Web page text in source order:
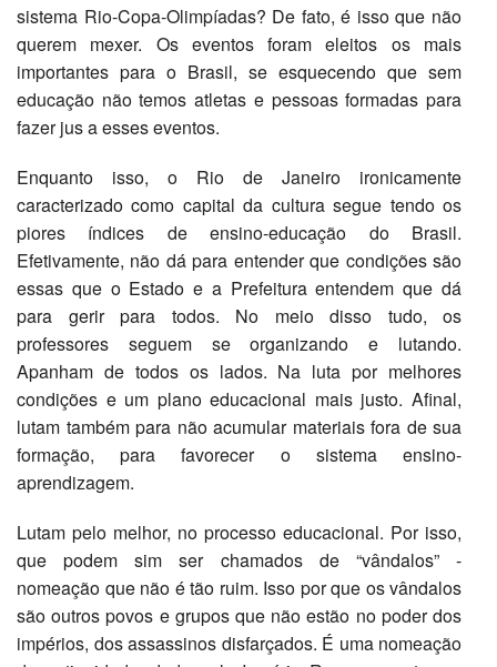
sistema Rio-Copa-Olimpíadas? De fato, é isso que não
querem mexer. Os eventos foram eleitos os mais
importantes para o Brasil, se esquecendo que sem
educação não temos atletas e pessoas formadas para
fazer jus a esses eventos.
Enquanto isso, o Rio de Janeiro ironicamente
caracterizado como capital da cultura segue tendo os
piores índices de ensino-educação do Brasil.
Efetivamente, não dá para entender que condições são
essas que o Estado e a Prefeitura entendem que dá
para gerir para todos. No meio disso tudo, os
professores seguem se organizando e lutando.
Apanham de todos os lados. Na luta por melhores
condições e um plano educacional mais justo. Afinal,
lutam também para não acumular materiais fora de sua
formação, para favorecer o sistema ensino-
aprendizagem.
Lutam pelo melhor, no processo educacional. Por isso,
que podem sim ser chamados de “vândalos” -
nomeação que não é tão ruim. Isso por que os vândalos
são outros povos e grupos que não estão no poder dos
impérios, dos assassinos disfarçados. É uma nomeação